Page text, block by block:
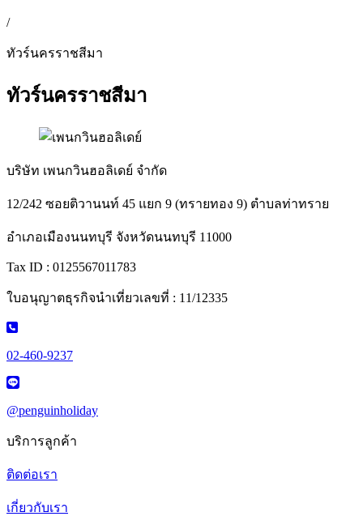
/
ทัวร์นครราชสีมา
ทัวร์นครราชสีมา
บริษัท เพนกวินฮอลิเดย์ จำกัด
12/242 ซอยติวานนท์ 45 แยก 9 (ทรายทอง 9) ตำบลท่าทราย
อำเภอเมืองนนทบุรี จังหวัดนนทบุรี 11000
Tax ID : 0125567011783
ใบอนุญาตธุรกิจนำเที่ยวเลขที่ : 11/12335
02-460-9237
@penguinholiday
บริการลูกค้า
ติดต่อเรา
เกี่ยวกับเรา